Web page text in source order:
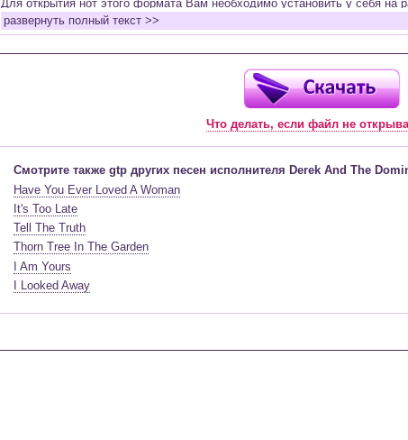
Для открытия нот этого формата Вам необходимо установить у себя на
(желательно, последней версии). Скачать её можно с официального
бесплатную версию на руском языке (Найти).
Запись музыкальных произведений для гитары, бас-гитары, банджо и
в виде табулатур или нотной графики (при создании табулатуры
Создание произведений для духовых, струнных, клавишных и других
Создание партий для барабанов и перкуссии;
Интеграция текста песен в ноты и привязка его к нотам дорожек с
Встроенный определитель и визуализатор аккордов для гитары;
Экспортирование музыкальных партитур в MIDI, ASCII, MusicXML, WAV,
к печати;
Импортирование из MIDI, ASCII,MusicXML, Power Tab (.ptb), TablEdit (.tef)
Виртуальный гитарный гриф, клавиатура фортепиано и панель ударных
ноты, проигрываемые в текущий момент. Удобное создание и
инструмента с их помощью;
развернуть полный текст >>
Что делать, если файл не
Смотрите также gtp других песен исполнителя Derek And The
Have You Ever Loved A Woman
It's Too Late
Tell The Truth
Thorn Tree In The Garden
I Am Yours
I Looked Away